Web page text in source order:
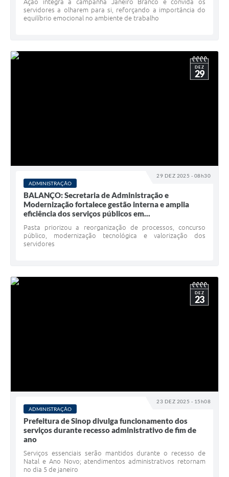
servidores a olharem para si, reforçando a importância do
equilíbrio emocional no ambiente de trabalho
29 DEZ 2025 - 08h30
DEZ
29
ADMINISTRAÇÃO
BALANÇO: Secretaria de Administração e
Modernização fortalece gestão interna e amplia
eficiência dos serviços públicos em...
Pasta priorizou a reorganização de processos, concurso
público, modernização tecnológica e valorização dos
servidores
23 DEZ 2025 - 15h08
DEZ
23
ADMINISTRAÇÃO
Prefeitura de Sinop divulga funcionamento dos
serviços durante recesso administrativo de fim de
ano
Serviços essenciais serão mantidos durante o recesso de
Natal e Ano Novo; atendimentos administrativos retornam
no dia 5 de janeiro